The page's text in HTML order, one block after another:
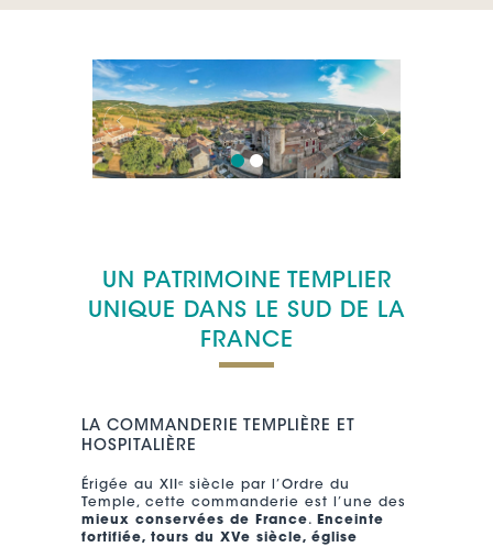
UN PATRIMOINE TEMPLIER
UNIQUE DANS LE SUD DE LA
FRANCE
LA COMMANDERIE TEMPLIÈRE ET
HOSPITALIÈRE
Érigée au XIIᵉ siècle par l’Ordre du
Temple, cette commanderie est l’une des
mieux conservées de France.
Enceinte
fortifiée, tours du XVe siècle, église